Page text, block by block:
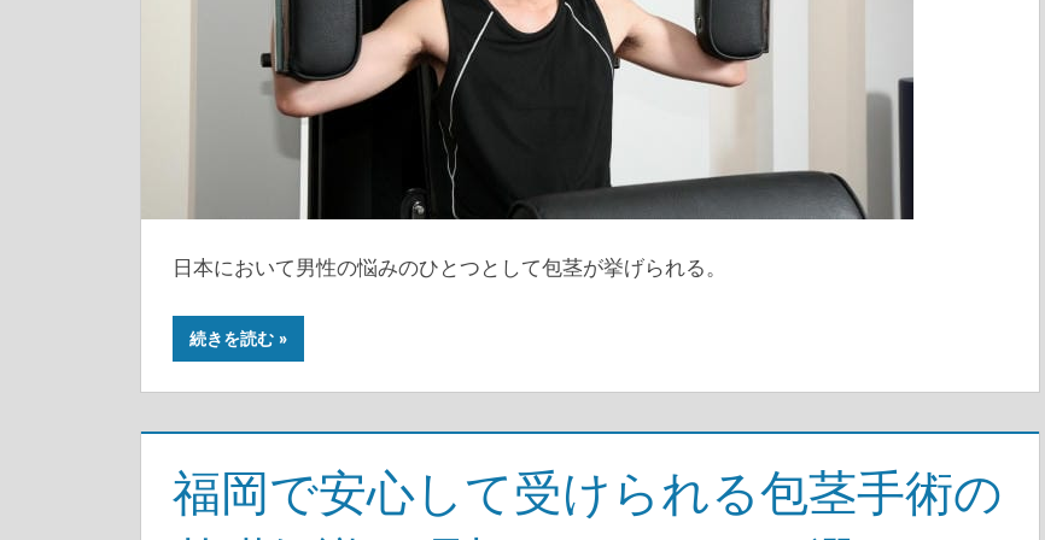
日本において男性の悩みのひとつとして包茎が挙げられる。
続きを読む
福岡で安心して受けられる包茎手術の